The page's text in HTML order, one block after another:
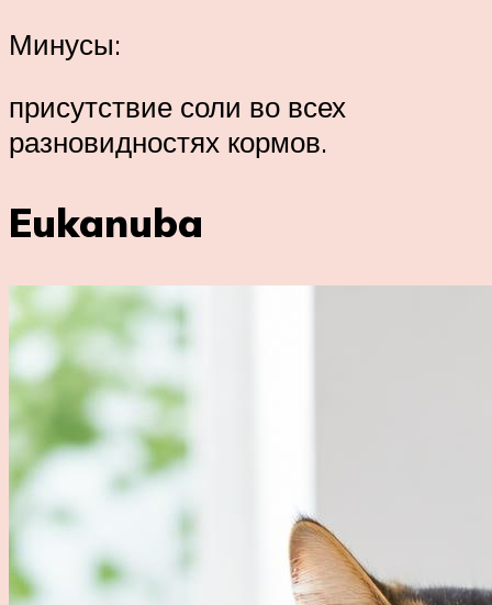
Минусы:
присутствие соли во всех
разновидностях кормов.
Eukanuba